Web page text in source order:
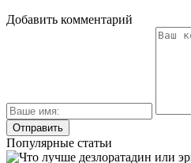
Добавить комментарий
Популярные статьи